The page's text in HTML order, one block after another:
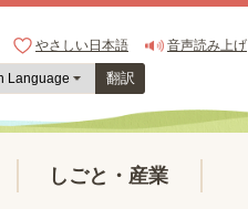
やさしい日本語 音声読み上げ
翻訳
しごと・産業